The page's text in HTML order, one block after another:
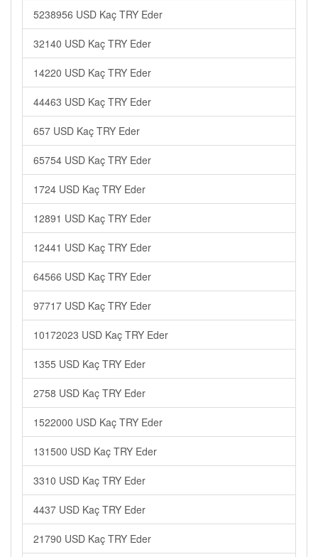
5238956 USD Kaç TRY Eder
32140 USD Kaç TRY Eder
14220 USD Kaç TRY Eder
44463 USD Kaç TRY Eder
657 USD Kaç TRY Eder
65754 USD Kaç TRY Eder
1724 USD Kaç TRY Eder
12891 USD Kaç TRY Eder
12441 USD Kaç TRY Eder
64566 USD Kaç TRY Eder
97717 USD Kaç TRY Eder
10172023 USD Kaç TRY Eder
1355 USD Kaç TRY Eder
2758 USD Kaç TRY Eder
1522000 USD Kaç TRY Eder
131500 USD Kaç TRY Eder
3310 USD Kaç TRY Eder
4437 USD Kaç TRY Eder
21790 USD Kaç TRY Eder